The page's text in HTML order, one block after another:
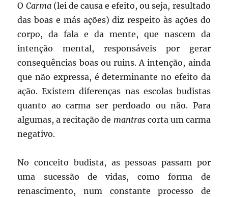
O Carma (lei de causa e efeito, ou seja, resultado
das boas e más ações) diz respeito às ações do
corpo, da fala e da mente, que nascem da
intenção mental, responsáveis por gerar
consequências boas ou ruins. A intenção, ainda
que não expressa, é determinante no efeito da
ação. Existem diferenças nas escolas budistas
quanto ao carma ser perdoado ou não. Para
algumas, a recitação de mantras corta um carma
negativo.
No conceito budista, as pessoas passam por
uma sucessão de vidas, como forma de
renascimento, num constante processo de